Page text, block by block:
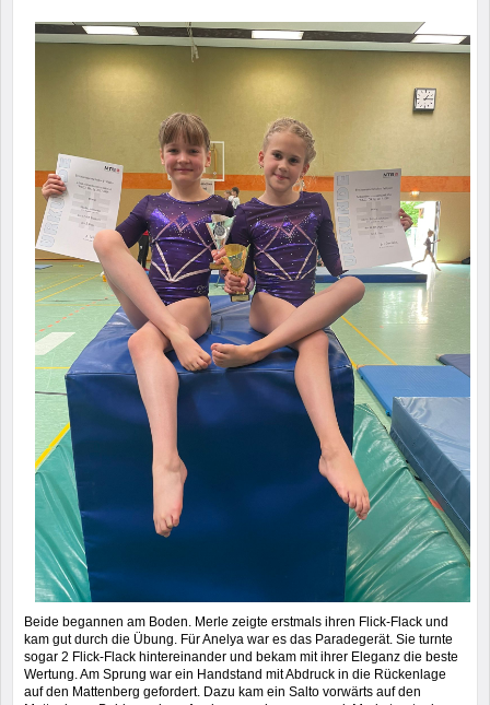
Beide begannen am Boden. Merle zeigte erstmals ihren Flick-Flack und
kam gut durch die Übung. Für Anelya war es das Paradegerät. Sie turnte
sogar 2 Flick-Flack hintereinander und bekam mit ihrer Eleganz die beste
Wertung. Am Sprung war ein Handstand mit Abdruck in die Rückenlage
auf den Mattenberg gefordert. Dazu kam ein Salto vorwärts auf den